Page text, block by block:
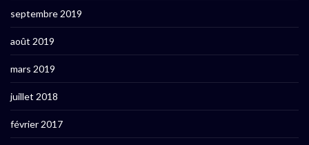
septembre 2019
août 2019
mars 2019
juillet 2018
février 2017